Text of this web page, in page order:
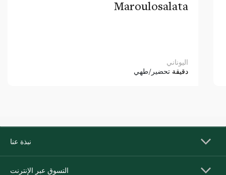
Maroulosalata
اليوناني
دقيقة تحضير/طهي
نبذة عنا
التسوق عبر الإنترنت